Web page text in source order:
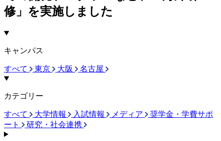
修」を実施しました
キャンパス
すべて 東京 大阪 名古屋
カテゴリー
すべて 大学情報 入試情報 メディア
奨学金・学費サポ
ート
研究・社会連携